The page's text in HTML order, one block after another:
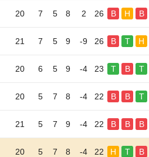
20 7 5 8 2 26 B H B
21 7 5 9 -9 26 B T H
20 6 5 9 -4 23 T B T
20 5 7 8 -4 22 B B T
21 5 7 9 -4 22 B B B
20 5 7 8 -4 22 H T B